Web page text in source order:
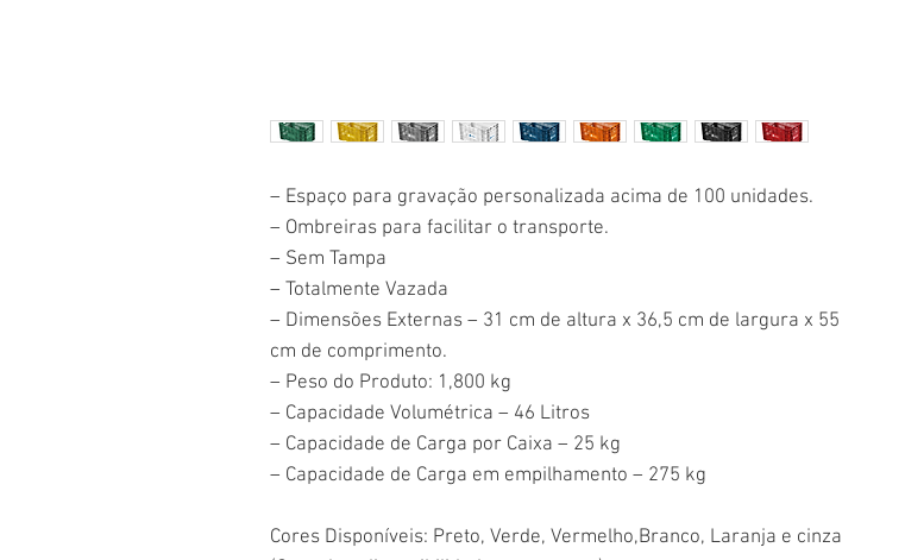
– Espaço para gravação personalizada acima de 100 unidades.
– Ombreiras para facilitar o transporte.
– Sem Tampa
– Totalmente Vazada
– Dimensões Externas – 31 cm de altura x 36,5 cm de largura x 55
cm de comprimento.
– Peso do Produto: 1,800 kg
– Capacidade Volumétrica – 46 Litros
– Capacidade de Carga por Caixa – 25 kg
– Capacidade de Carga em empilhamento – 275 kg
Cores Disponíveis: Preto, Verde, Vermelho,Branco, Laranja e cinza